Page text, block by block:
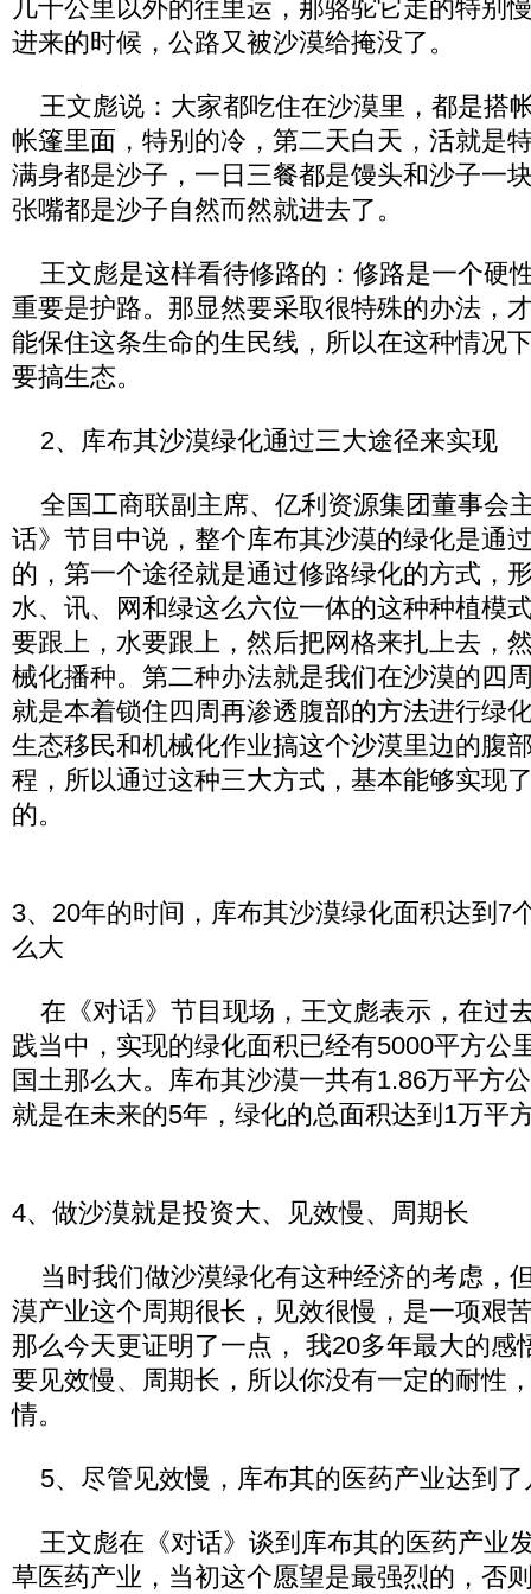
几十公里以外的往里运，那骆驼它走的特别
进来的时候，公路又被沙漠给掩没了。
王文彪说：大家都吃住在沙漠里，都是搭
帐篷里面，特别的冷，第二天白天，活就是
满身都是沙子，一日三餐都是馒头和沙子一
张嘴都是沙子自然而然就进去了。
王文彪是这样看待修路的：修路是一个硬
重要是护路。那显然要采取很特殊的办法，
能保住这条生命的生民线，所以在这种情况
要搞生态。
2、库布其沙漠绿化通过三大途径来实现
全国工商联副主席、亿利资源集团董事会
话》节目中说，整个库布其沙漠的绿化是通
的，第一个途径就是通过修路绿化的方式，
水、讯、网和绿这么六位一体的这种种植模
要跟上，水要跟上，然后把网格来扎上去，
械化播种。第二种办法就是我们在沙漠的四
就是本着锁住四周再渗透腹部的方法进行绿
生态移民和机械化作业搞这个沙漠里边的腹
程，所以通过这种三大方式，基本能够实现
的。
3、20年的时间，库布其沙漠绿化面积达到7
么大
在《对话》节目现场，王文彪表示，在过
践当中，实现的绿化面积已经有5000平方公
国土那么大。库布其沙漠一共有1.86万平方
就是在未来的5年，绿化的总面积达到1万平
4、做沙漠就是投资大、见效慢、周期长
当时我们做沙漠绿化有这种经济的考虑，
漠产业这个周期很长，见效很慢，是一项艰
那么今天更证明了一点， 我20多年最大的感
要见效慢、周期长，所以你没有一定的耐性
情。
5、尽管见效慢，库布其的医药产业达到了
王文彪在《对话》谈到库布其的医药产业
草医药产业，当初这个愿望是最强烈的，否